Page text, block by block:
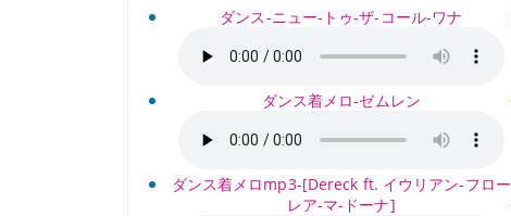
ダンス-ニュー-トゥ-ザ-コール-ワナ
ダンス着メロ-ゼムレン
ダンス着メロmp3-[Dereck ft. イウリアン-フロー
レア-マ-ドーナ]